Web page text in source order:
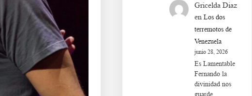
Gricelda Diaz
enLos dos
terremotos de
Venezuela
junio 28, 2026
Es Lamentable
Fernando la
divinidad nos
guarde